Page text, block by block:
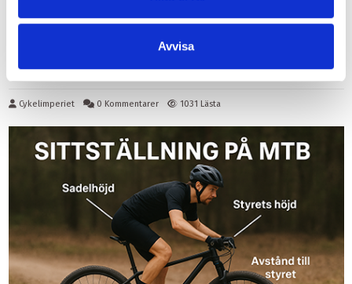
Avvisa
punkteringsskyddade däck är ett smart val
Att tänka på vid köp av cykeldäck – varför punkteringsskyddade
däck är ett smart valLäs mer
Cykelimperiet 0 Kommentarer 1031 Lästa